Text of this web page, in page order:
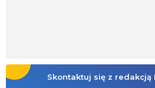
Skontaktuj się z redakcją